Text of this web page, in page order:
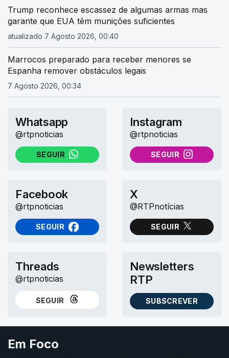
Trump reconhece escassez de algumas armas mas
garante que EUA têm munições suficientes
atualizado 7 Agosto 2026, 00:40
Marrocos preparado para receber menores se
Espanha remover obstáculos legais
7 Agosto 2026, 00:34
Whatsapp
@rtpnoticias
SEGUIR
NO WHATSAPP
Instagram
@rtpnoticias
SEGUIR
NO INSTAGRAM
Facebook
@rtpnoticias
SEGUIR
NO FACEBOOK
X
@RTPnotícias
SEGUIR
NO X (TWITTER)
Threads
@rtpnoticias
SEGUIR
NO THREADS
Newsletters
RTP
SUBSCREVER
AS NEWSLETTERS RTP
Em Foco